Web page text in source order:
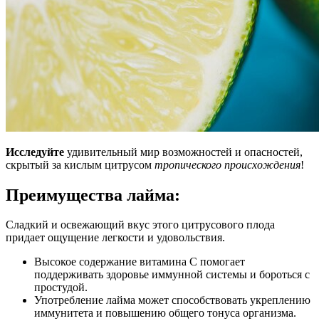
Исследуйте удивительный мир возможностей и опасностей,
скрытый за кислым цитрусом тропического происхождения!
Преимущества лайма:
Сладкий и освежающий вкус этого цитрусового плода
придает ощущение легкости и удовольствия.
Высокое содержание витамина C помогает
поддерживать здоровье иммунной системы и бороться с
простудой.
Употребление лайма может способствовать укреплению
иммунитета и повышению общего тонуса организма.